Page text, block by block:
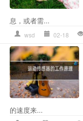
息，或者需...
wsd 02-18
的速度来...